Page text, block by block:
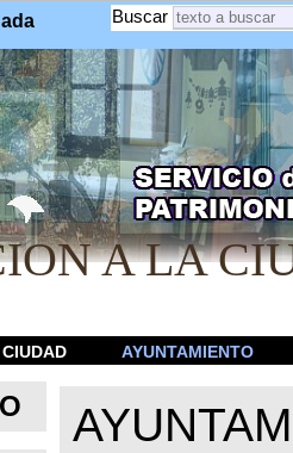
Buscar
A LA
CIUDAD AYUNTAMIENTO